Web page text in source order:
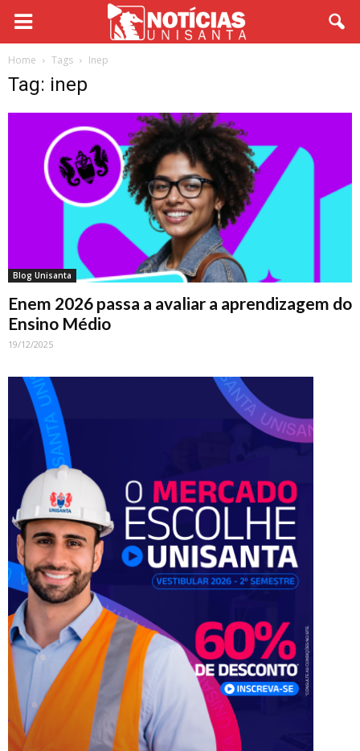
Home Tags Inep
Tag: inep
Blog Unisanta
Enem 2026 passa a avaliar a aprendizagem do
Ensino Médio
19/12/2025